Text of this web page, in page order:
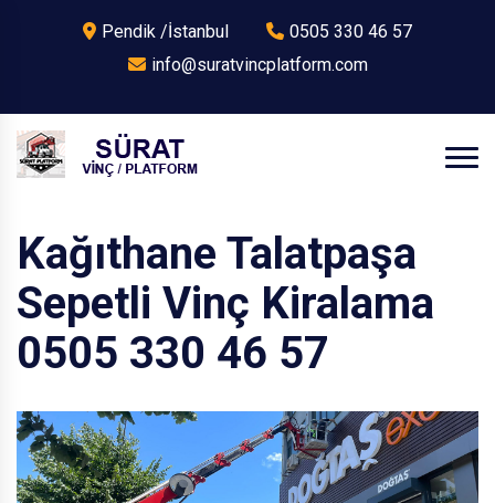
Pendik /İstanbul
0505 330 46 57
info@suratvincplatform.com
Kağıthane Talatpaşa
Sepetli Vinç Kiralama
0505 330 46 57